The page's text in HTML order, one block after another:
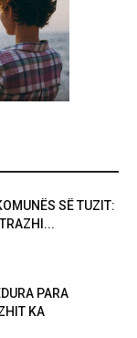
SË TUZIT:
PARA
KA